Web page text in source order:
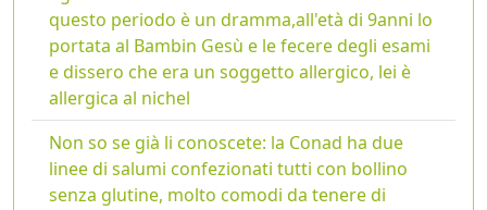
questo periodo è un dramma,all'età di 9anni lo
portata al Bambin Gesù e le fecere degli esami
e dissero che era un soggetto allergico, lei è
allergica al nichel
Non so se già li conoscete: la Conad ha due
linee di salumi confezionati tutti con bollino
senza glutine, molto comodi da tenere di